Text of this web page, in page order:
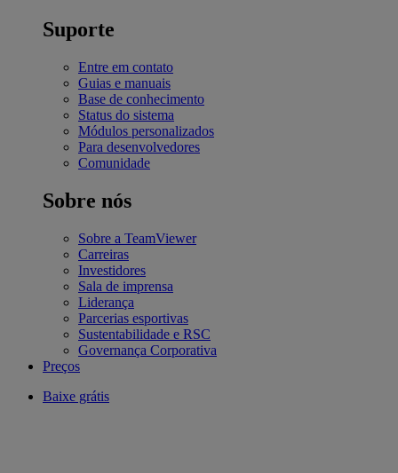
Suporte
Entre em contato
Guias e manuais
Base de conhecimento
Status do sistema
Módulos personalizados
Para desenvolvedores
Comunidade
Sobre nós
Sobre a TeamViewer
Carreiras
Investidores
Sala de imprensa
Liderança
Parcerias esportivas
Sustentabilidade e RSC
Governança Corporativa
Preços
Baixe grátis